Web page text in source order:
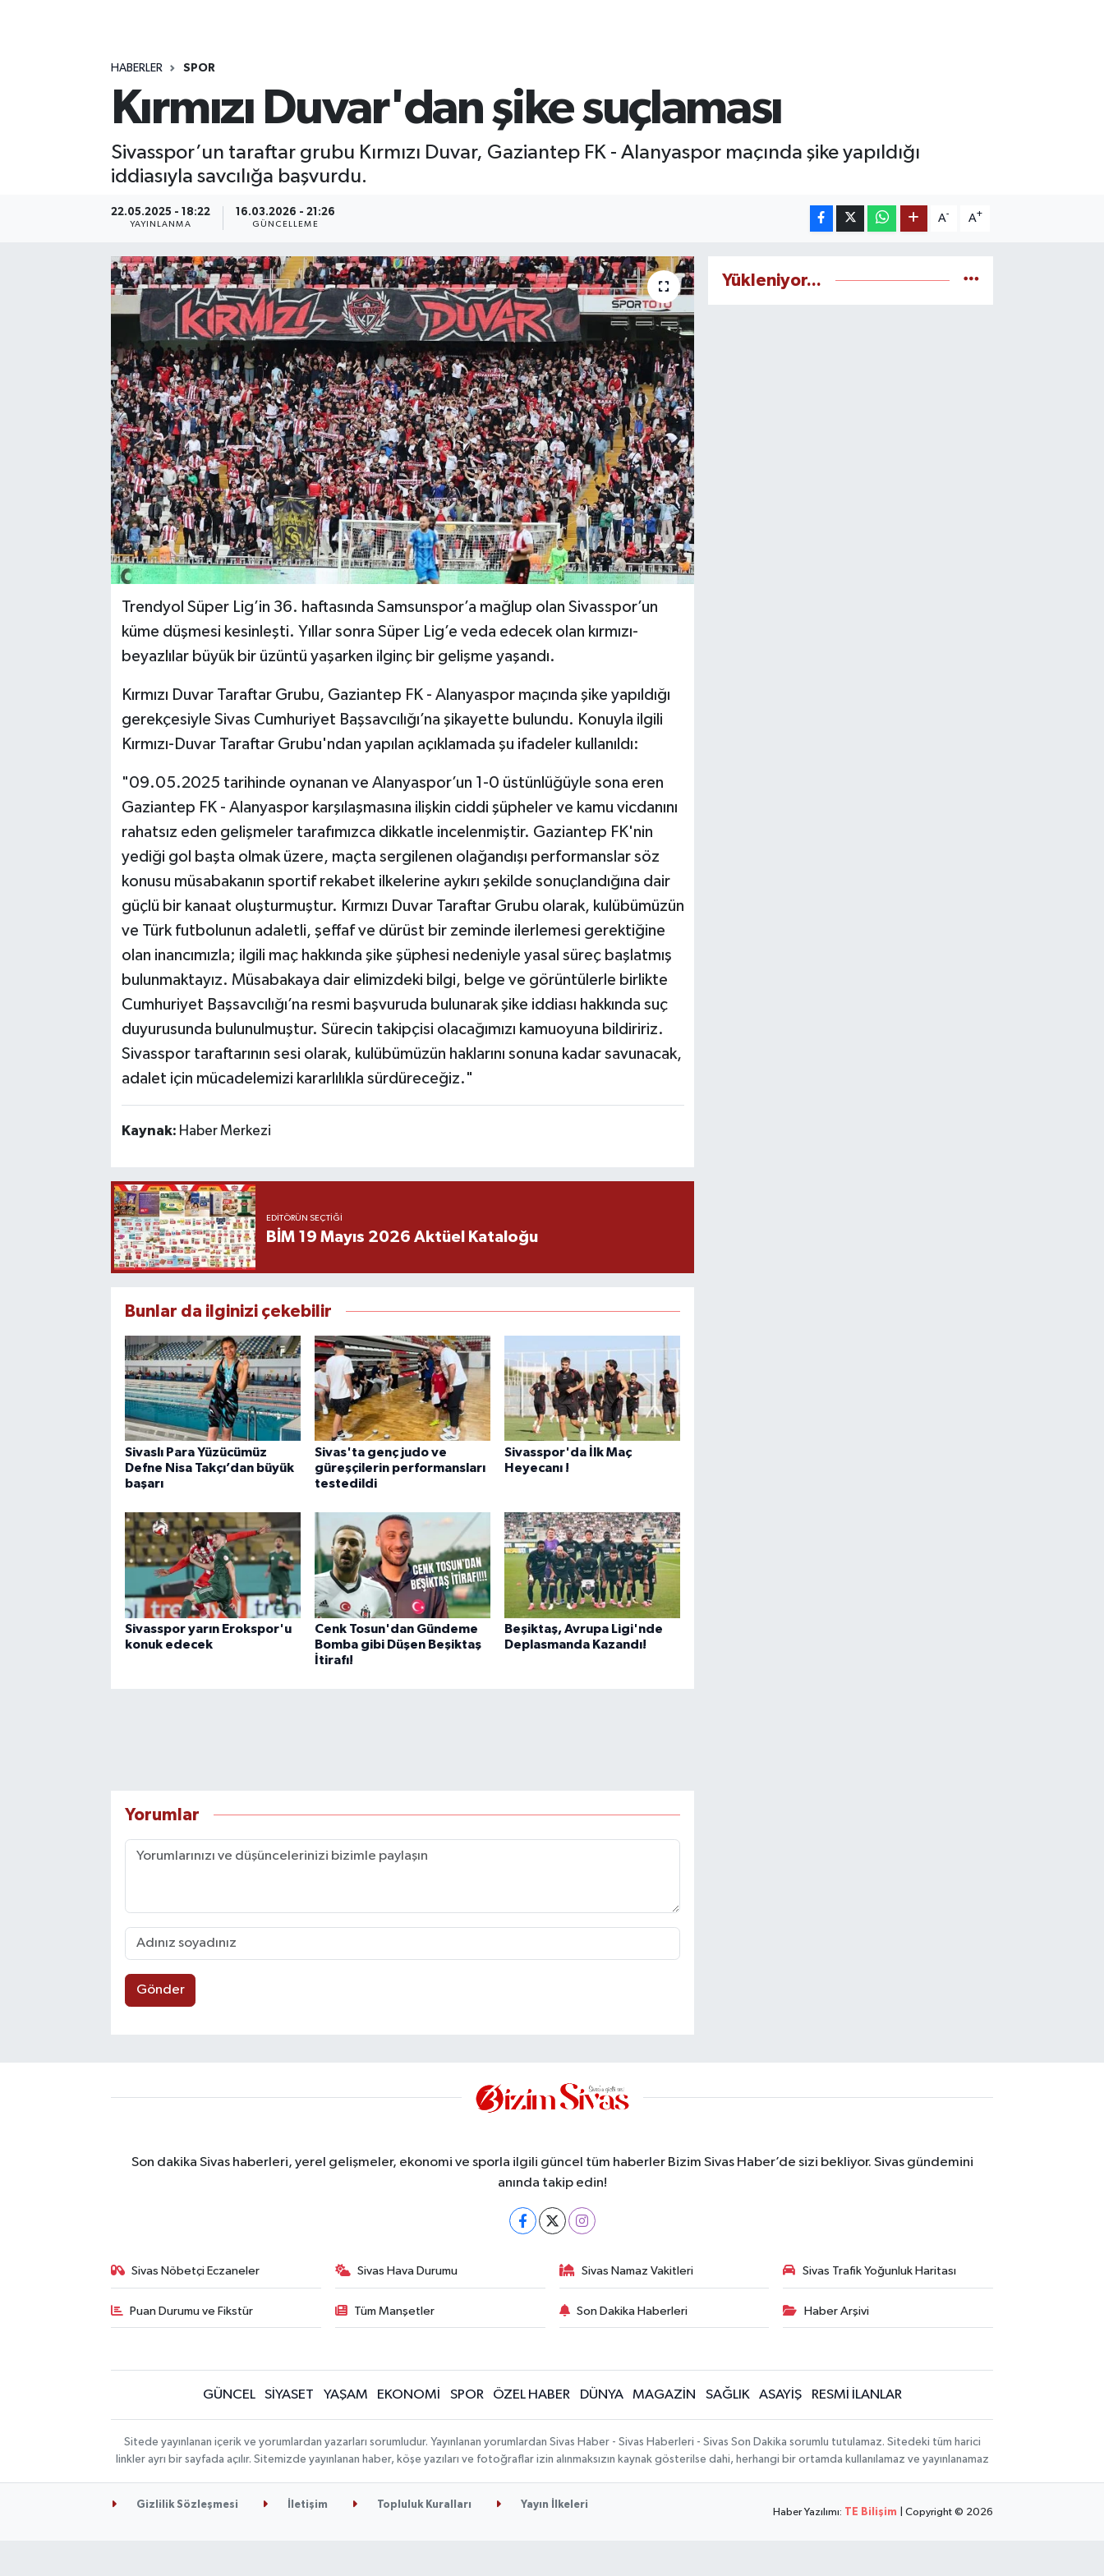
HABERLER SPOR
Kırmızı Duvar'dan şike suçlaması
Sivasspor’un taraftar grubu Kırmızı Duvar, Gaziantep FK - Alanyaspor maçında şike yapıldığı
iddiasıyla savcılığa başvurdu.
22.05.2025 - 18:22
YAYINLANMA
16.03.2026 - 21:26
GÜNCELLEME
A- A+
Trendyol Süper Lig’in 36. haftasında Samsunspor’a mağlup olan Sivasspor’un
küme düşmesi kesinleşti. Yıllar sonra Süper Lig’e veda edecek olan kırmızı-
beyazlılar büyük bir üzüntü yaşarken ilginç bir gelişme yaşandı.
Kırmızı Duvar Taraftar Grubu, Gaziantep FK - Alanyaspor maçında şike yapıldığı
gerekçesiyle Sivas Cumhuriyet Başsavcılığı’na şikayette bulundu. Konuyla ilgili
Kırmızı-Duvar Taraftar Grubu'ndan yapılan açıklamada şu ifadeler kullanıldı:
"09.05.2025 tarihinde oynanan ve Alanyaspor’un 1-0 üstünlüğüyle sona eren
Gaziantep FK - Alanyaspor karşılaşmasına ilişkin ciddi şüpheler ve kamu vicdanını
rahatsız eden gelişmeler tarafımızca dikkatle incelenmiştir. Gaziantep FK'nin
yediği gol başta olmak üzere, maçta sergilenen olağandışı performanslar söz
konusu müsabakanın sportif rekabet ilkelerine aykırı şekilde sonuçlandığına dair
güçlü bir kanaat oluşturmuştur. Kırmızı Duvar Taraftar Grubu olarak, kulübümüzün
ve Türk futbolunun adaletli, şeffaf ve dürüst bir zeminde ilerlemesi gerektiğine
olan inancımızla; ilgili maç hakkında şike şüphesi nedeniyle yasal süreç başlatmış
bulunmaktayız. Müsabakaya dair elimizdeki bilgi, belge ve görüntülerle birlikte
Cumhuriyet Başsavcılığı’na resmi başvuruda bulunarak şike iddiası hakkında suç
duyurusunda bulunulmuştur. Sürecin takipçisi olacağımızı kamuoyuna bildiririz.
Sivasspor taraftarının sesi olarak, kulübümüzün haklarını sonuna kadar savunacak,
adalet için mücadelemizi kararlılıkla sürdüreceğiz."
Kaynak: Haber Merkezi
EDITÖRÜN SEÇTIĞI
BİM 19 Mayıs 2026 Aktüel Kataloğu
Bunlar da ilginizi çekebilir
Sivaslı Para Yüzücümüz
Defne Nisa Takçı’dan büyük
başarı
Sivas'ta genç judo ve
güreşçilerin performansları
testedildi
Sivasspor'da İlk Maç
Heyecanı !
Sivasspor yarın Erokspor'u
konuk edecek
Cenk Tosun'dan Gündeme
Bomba gibi Düşen Beşiktaş
İtirafı!
Beşiktaş, Avrupa Ligi'nde
Deplasmanda Kazandı!
Yorumlar
Gönder
Yükleniyor...
Son dakika Sivas haberleri, yerel gelişmeler, ekonomi ve sporla ilgili güncel tüm haberler Bizim Sivas Haber’de sizi bekliyor. Sivas gündemini
anında takip edin!
Sivas Nöbetçi Eczaneler Sivas Hava Durumu Sivas Namaz Vakitleri Sivas Trafik Yoğunluk Haritası
Puan Durumu ve Fikstür Tüm Manşetler Son Dakika Haberleri Haber Arşivi
GÜNCEL SİYASET YAŞAM EKONOMİ SPOR ÖZEL HABER DÜNYA MAGAZİN SAĞLIK ASAYİŞ RESMİ İLANLAR
Sitede yayınlanan içerik ve yorumlardan yazarları sorumludur. Yayınlanan yorumlardan Sivas Haber - Sivas Haberleri - Sivas Son Dakika sorumlu tutulamaz. Sitedeki tüm harici
linkler ayrı bir sayfada açılır. Sitemizde yayınlanan haber, köşe yazıları ve fotoğraflar izin alınmaksızın kaynak gösterilse dahi, herhangi bir ortamda kullanılamaz ve yayınlanamaz
Gizlilik Sözleşmesi İletişim Topluluk Kuralları Yayın İlkeleri
Haber Yazılımı: TE Bilişim | Copyright © 2026
ÖZEL HABER
RESMİ İLANLAR
SPONSORLU YAZI
TEKNOLOJİ